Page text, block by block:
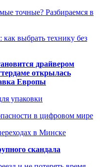
точные? Разбираемся в
выбрать технику без
драйвером
открылась
Европы
упаковки
в цифровом мире
в Минске
скандала